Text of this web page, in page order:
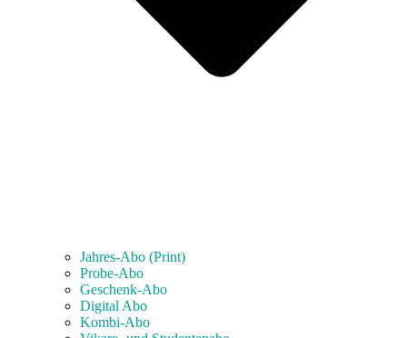
Jahres-Abo (Print)
Probe-Abo
Geschenk-Abo
Digital Abo
Kombi-Abo